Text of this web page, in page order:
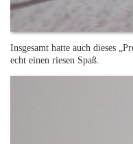
Insgesamt hatte auch dieses
echt einen riesen Spaß.